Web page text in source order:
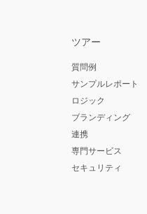
ツアー
質問例
サンプルレポート
ロジック
ブランディング
連携
専門サービス
セキュリティ